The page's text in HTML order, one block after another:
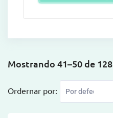
Mostrando 41–50 de
Ordernar por: